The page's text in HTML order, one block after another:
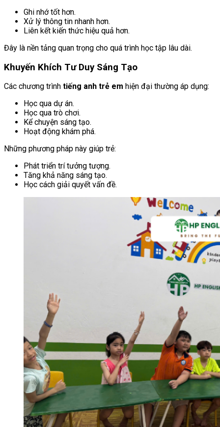
Ghi nhớ tốt hơn.
Xử lý thông tin nhanh hơn.
Liên kết kiến thức hiệu quả hơn.
Đây là nền tảng quan trọng cho quá trình học tập lâu dài.
Khuyến Khích Tư Duy Sáng Tạo
Các chương trình tiếng anh trẻ em hiện đại thường áp dụng:
Học qua dự án.
Học qua trò chơi.
Kể chuyện sáng tạo.
Hoạt động khám phá.
Những phương pháp này giúp trẻ:
Phát triển trí tưởng tượng.
Tăng khả năng sáng tạo.
Học cách giải quyết vấn đề.